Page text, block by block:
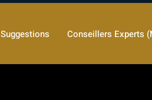
Suggestions Conseillers Experts